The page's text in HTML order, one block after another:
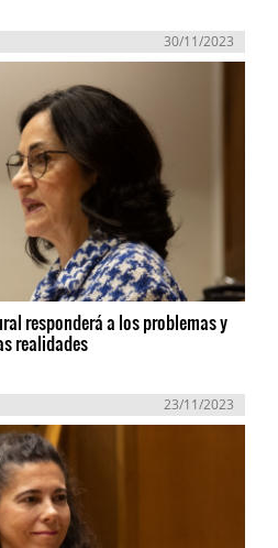
30/11/2023
responderá a los problemas y
realidades
23/11/2023